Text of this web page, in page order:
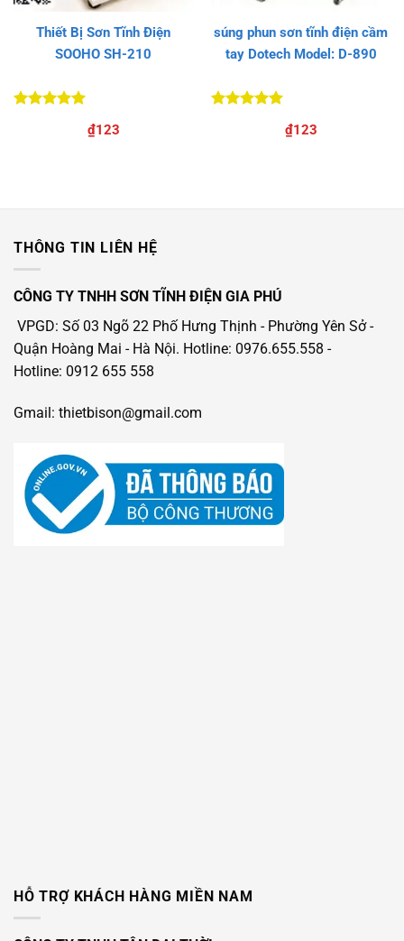
Thiết Bị Sơn Tĩnh Điện
SOOHO SH-210
₫123
súng phun sơn tĩnh điện cầm
tay Dotech Model: D-890
₫123
THÔNG TIN LIÊN HỆ
CÔNG TY TNHH SƠN TĨNH ĐIỆN GIA PHÚ
VPGD: Số 03 Ngõ 22 Phố Hưng Thịnh - Phường Yên Sở -
Quận Hoàng Mai - Hà Nội. Hotline: 0976.655.558 -
Hotline: 0912 655 558
Gmail: thietbison@gmail.com
HỖ TRỢ KHÁCH HÀNG MIỀN NAM